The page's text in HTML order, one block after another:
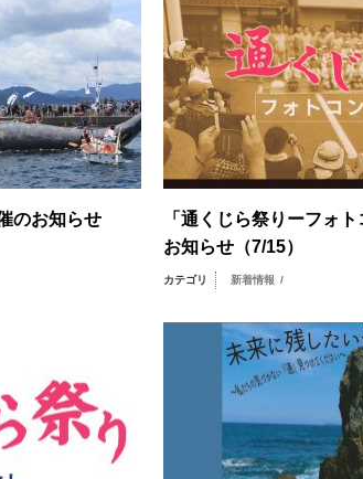
のお知らせ
「通くじら祭りーフォ
お知らせ（7/15）
カテゴリ 新着情報 /